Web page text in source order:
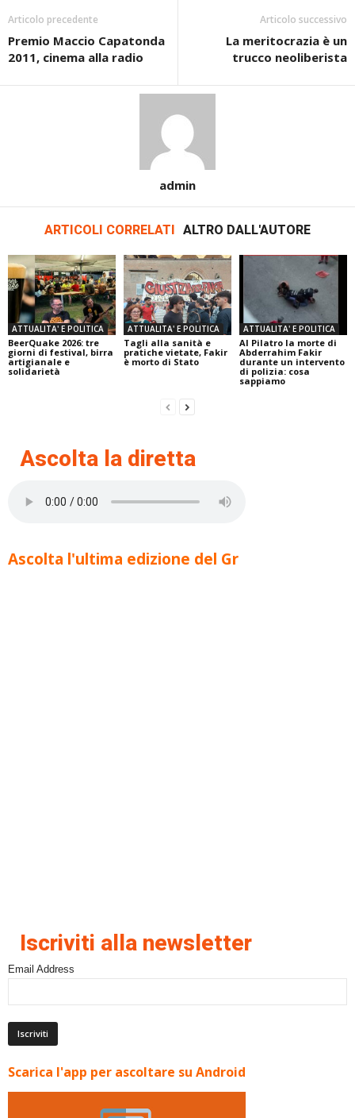
Articolo precedente
Premio Maccio Capatonda
2011, cinema alla radio
Articolo successivo
La meritocrazia è un
trucco neoliberista
admin
ARTICOLI CORRELATI ALTRO DALL'AUTORE
ATTUALITA' E POLITICA
BeerQuake 2026: tre
giorni di festival, birra
artigianale e
solidarietà
ATTUALITA' E POLITICA
Tagli alla sanità e
pratiche vietate, Fakir
è morto di Stato
ATTUALITA' E POLITICA
Al Pilatro la morte di
Abderrahim Fakir
durante un intervento
di polizia: cosa
sappiamo
Ascolta la diretta
Ascolta l'ultima edizione del Gr
Iscriviti alla newsletter
Email Address
Scarica l'app per ascoltare su Android